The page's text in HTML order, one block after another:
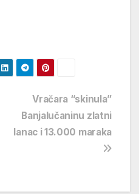
Vračara “skinula”
Banjalučaninu zlatni
lanac i 13.000 maraka